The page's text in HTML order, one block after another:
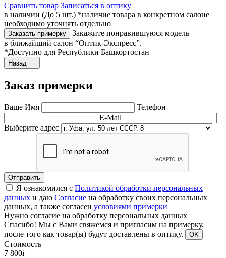
Сравнить товар Записаться в оптику
в наличии (До 5 шт.) *наличие товара в конкретном салоне
необходимо уточнять отдельно
Заказать примерку
Закажите понравившуюся модель
в ближайший салон “Оптик-Экспресс”.
*Доступно для Республики Башкортостан
Назад
Заказ примерки
Ваше Имя
Телефон
E-Mail
Выберите адрес
Отправить
Я ознакомился с Политикой обработки персональных
данных и даю Согласие на обработку своих персональных
данных, а также согласен условиями примерки
Нужно согласие на обработку персональных данных
Спасибо! Мы с Вами свяжемся и пригласим на примерку,
после того как товар(ы) будут доставлены в оптику.
OK
Стоимость
7 800i